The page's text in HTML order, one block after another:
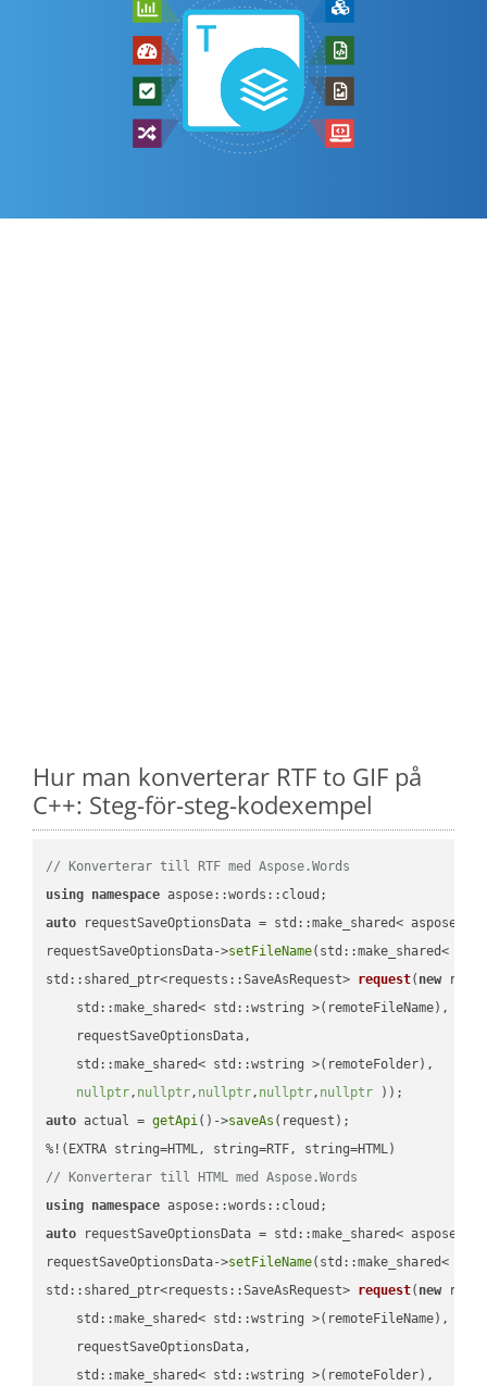
Hur man konverterar RTF to GIF på
C++: Steg-för-steg-kodexempel
// Konverterar till RTF med Aspose.Words
using namespace
auto requestSaveOptionsData = std::make_shared<
requestSaveOptionsData->setFileName(std::make_shared<
std::shared_ptr<requests::SaveAsRequest> request( new
    std::make_shared< std::wstring >(remoteFileName),
    requestSaveOptionsData,
    std::make_shared< std::wstring >(remoteFolder),
nullptr, nullptr, nullptr, nullptr, nullptr ))
auto actual = getApi()->saveAs (request);
// Konverterar till HTML med Aspose.Words
using namespace
auto requestSaveOptionsData = std::make_shared<
requestSaveOptionsData->setFileName(std::make_shared<
std::shared_ptr<requests::SaveAsRequest> request( new
    std::make_shared< std::wstring >(remoteFileName),
    requestSaveOptionsData,
    std::make_shared< std::wstring >(remoteFolder),